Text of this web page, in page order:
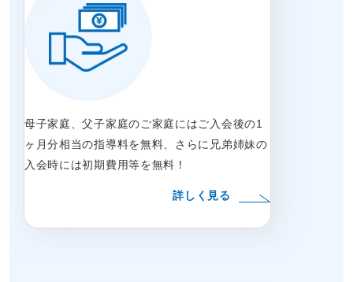
母子家庭、父子家庭のご家庭にはご入会後の1
ヶ月分相当の指導料を無料、さらに兄弟姉妹の
入会時には初期費用等を無料！
詳しく見る